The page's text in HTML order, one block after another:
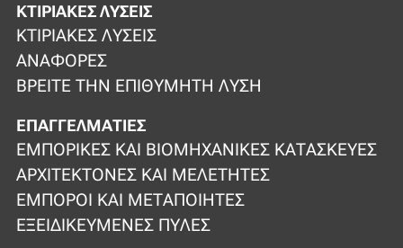
ΚΤΙΡΙΑΚΈΣ ΛΎΣΕΙΣ
ΚΤΙΡΙΑΚΈΣ ΛΎΣΕΙΣ
ΑΝΑΦΟΡΈΣ
ΒΡΕΊΤΕ ΤΗΝ ΕΠΙΘΥΜΗΤΉ ΛΎΣΗ
ΕΠΑΓΓΕΛΜΑΤΊΕΣ
ΕΜΠΟΡΙΚΈΣ ΚΑΙ ΒΙΟΜΗΧΑΝΙΚΈΣ ΚΑΤΑΣΚΕΥΈΣ
ΑΡΧΙΤΈΚΤΟΝΕΣ ΚΑΙ ΜΕΛΕΤΗΤΈΣ
ΈΜΠΟΡΟΙ ΚΑΙ ΜΕΤΑΠΟΙΗΤΈΣ
ΕΞΕΙΔΙΚΕΥΜΈΝΕΣ ΠΎΛΕΣ